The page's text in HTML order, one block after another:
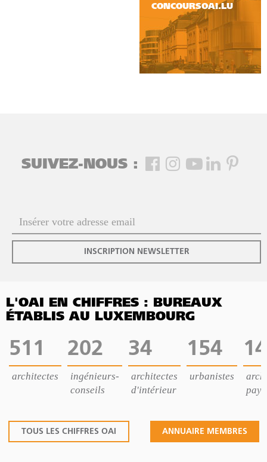
CONCOURSOAI.LU
SUIVEZ-NOUS :
INSCRIPTION NEWSLETTER
L'OAI EN CHIFFRES : BUREAUX
ÉTABLIS AU LUXEMBOURG
511
architectes
202
ingénieurs-
conseils
34
architectes
d'intérieur
154
urbanistes
14
TOUS LES CHIFFRES OAI ANNUAIRE MEMBRES